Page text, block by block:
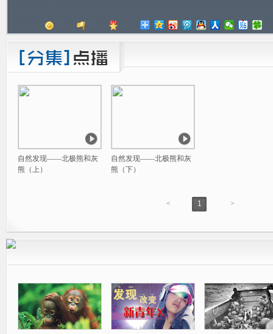
自然发现——北极熊和灰
熊（上）
自然发现——北极熊和灰
熊（下）
< 1 >